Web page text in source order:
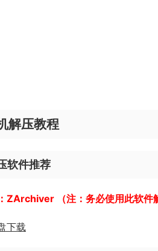
解压教程
软件推荐
ZArchiver （注：务必使用此软件
下载